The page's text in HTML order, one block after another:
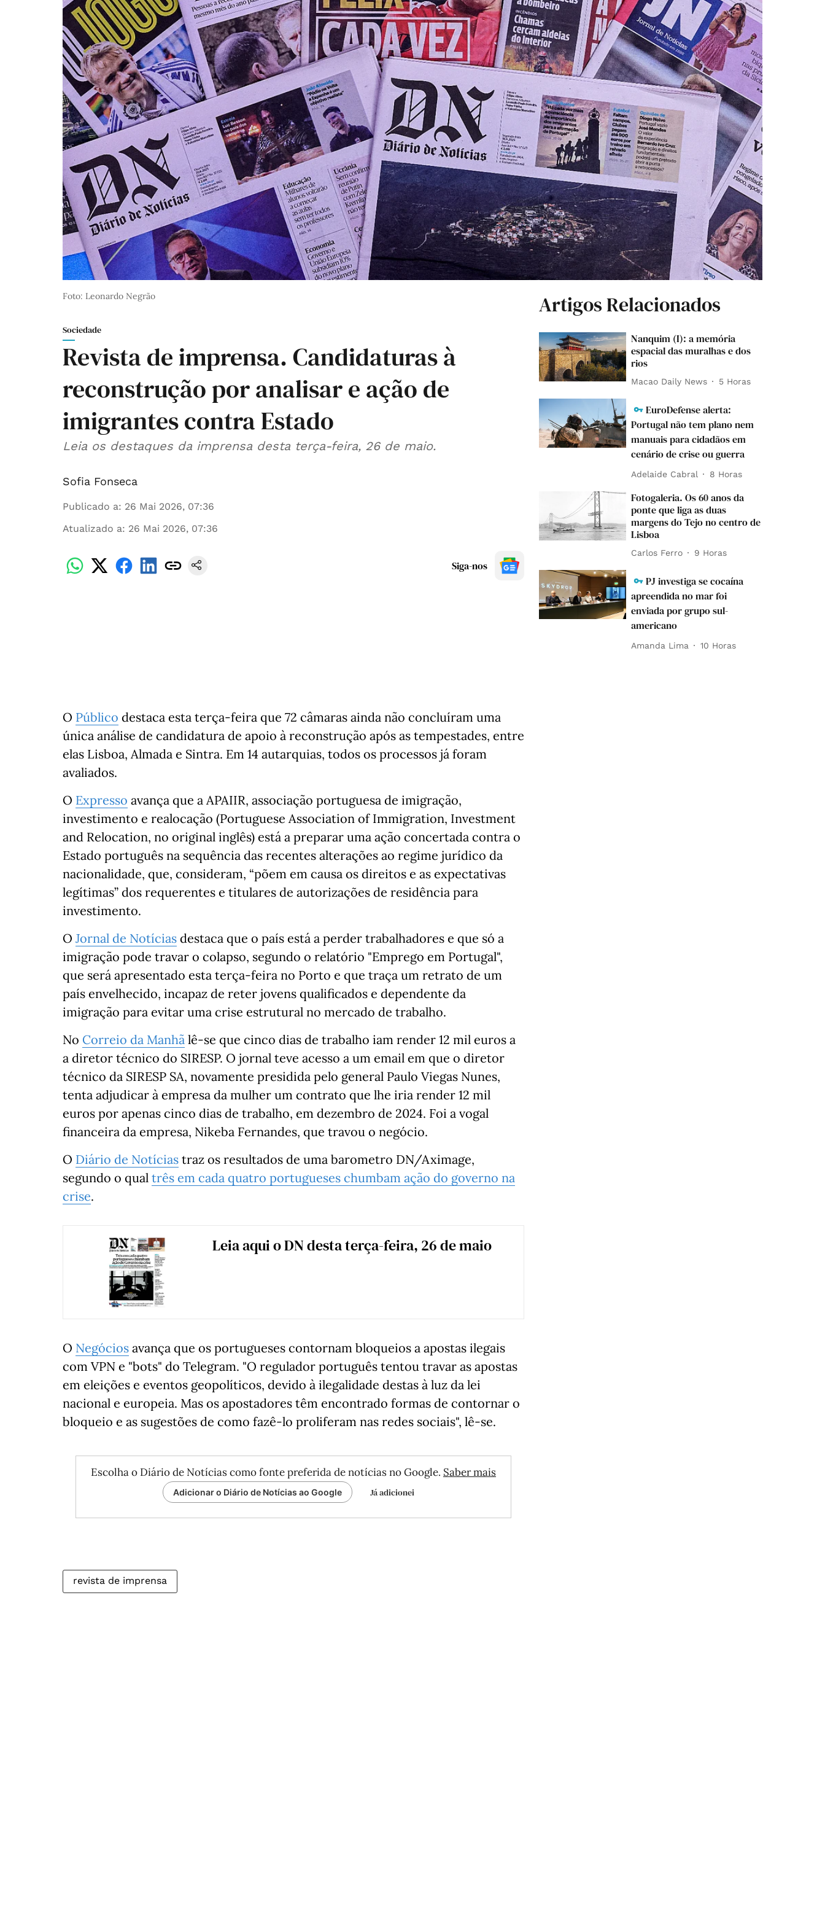
Foto: Leonardo Negrão
Sociedade
Revista de imprensa. Candidaturas à
reconstrução por analisar e ação de
imigrantes contra Estado
Leia os destaques da imprensa desta terça-feira, 26 de maio.
Sofia Fonseca
Publicado a: 26 Mai 2026, 07:36
Atualizado a: 26 Mai 2026, 07:36
Siga-nos
O Público destaca esta terça-feira que 72 câmaras ainda não concluíram uma
única análise de candidatura de apoio à reconstrução após as tempestades, entre
elas Lisboa, Almada e Sintra. Em 14 autarquias, todos os processos já foram
avaliados.
O Expresso avança que a APAIIR, associação portuguesa de imigração,
investimento e realocação (Portuguese Association of Immigration, Investment
and Relocation, no original inglês) está a preparar uma ação concertada contra o
Estado português na sequência das recentes alterações ao regime jurídico da
nacionalidade, que, consideram, “põem em causa os direitos e as expectativas
legítimas” dos requerentes e titulares de autorizações de residência para
investimento.
O Jornal de Notícias destaca que o país está a perder trabalhadores e que só a
imigração pode travar o colapso, segundo o relatório "Emprego em Portugal",
que será apresentado esta terça-feira no Porto e que traça um retrato de um
país envelhecido, incapaz de reter jovens qualificados e dependente da
imigração para evitar uma crise estrutural no mercado de trabalho.
No Correio da Manhã lê-se que cinco dias de trabalho iam render 12 mil euros a
a diretor técnico do SIRESP. O jornal teve acesso a um email em que o diretor
técnico da SIRESP SA, novamente presidida pelo general Paulo Viegas Nunes,
tenta adjudicar à empresa da mulher um contrato que lhe iria render 12 mil
euros por apenas cinco dias de trabalho, em dezembro de 2024. Foi a vogal
financeira da empresa, Nikeba Fernandes, que travou o negócio.
O Diário de Notícias traz os resultados de uma barometro DN/Aximage,
segundo o qual três em cada quatro portugueses chumbam ação do governo na
crise.
Leia aqui o DN desta terça-feira, 26 de maio
O Negócios avança que os portugueses contornam bloqueios a apostas ilegais
com VPN e "bots" do Telegram. "O regulador português tentou travar as apostas
em eleições e eventos geopolíticos, devido à ilegalidade destas à luz da lei
nacional e europeia. Mas os apostadores têm encontrado formas de contornar o
bloqueio e as sugestões de como fazê-lo proliferam nas redes sociais", lê-se.
Escolha o Diário de Notícias como fonte preferida de notícias no Google. Saber mais
Adicionar o Diário de Notícias ao Google Já adicionei
revista de imprensa
Artigos Relacionados
Nanquim (I): a memória
espacial das muralhas e dos
rios
Macao Daily News 5 Horas
EuroDefense alerta:
Portugal não tem plano nem
manuais para cidadãos em
cenário de crise ou guerra
Adelaide Cabral 8 Horas
Fotogaleria. Os 60 anos da
ponte que liga as duas
margens do Tejo no centro de
Lisboa
Carlos Ferro 9 Horas
PJ investiga se cocaína
apreendida no mar foi
enviada por grupo sul-
americano
Amanda Lima 10 Horas